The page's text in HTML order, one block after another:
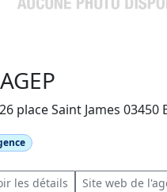
26 place Saint James 03450
les détails Site web de